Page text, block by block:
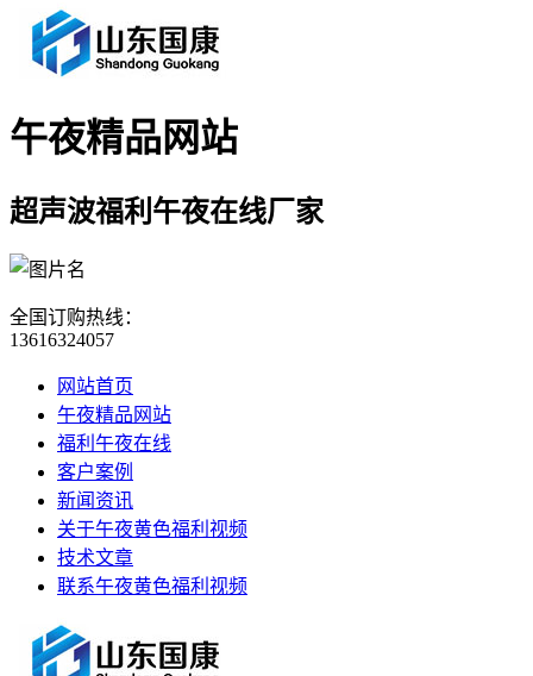
午夜精品网站
超声波福利午夜在线厂家
全国订购热线：
13616324057
网站首页
午夜精品网站
福利午夜在线
客户案例
新闻资讯
关于午夜黄色福利视频
技术文章
联系午夜黄色福利视频